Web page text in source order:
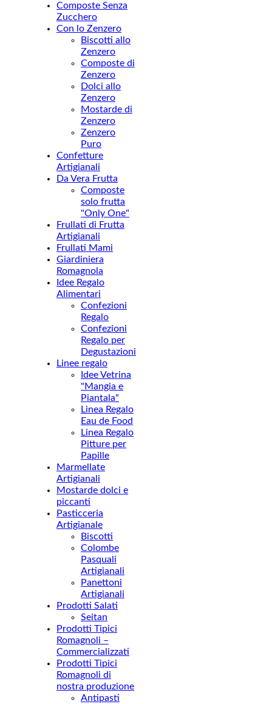
Composte Senza
Zucchero
Con lo Zenzero
Biscotti allo
Zenzero
Composte di
Zenzero
Dolci allo
Zenzero
Mostarde di
Zenzero
Zenzero
Puro
Confetture
Artigianali
Da Vera Frutta
Composte
solo frutta
"Only One"
Frullati di Frutta
Artigianali
Frullati Mami
Giardiniera
Romagnola
Idee Regalo
Alimentari
Confezioni
Regalo
Confezioni
Regalo per
Degustazioni
Linee regalo
Idee Vetrina
"Mangia e
Piantala"
Linea Regalo
Eau de Food
Linea Regalo
Pitture per
Papille
Marmellate
Artigianali
Mostarde dolci e
piccanti
Pasticceria
Artigianale
Biscotti
Colombe
Pasquali
Artigianali
Panettoni
Artigianali
Prodotti Salati
Seitan
Prodotti Tipici
Romagnoli –
Commercializzati
Prodotti Tipici
Romagnoli di
nostra produzione
Antipasti